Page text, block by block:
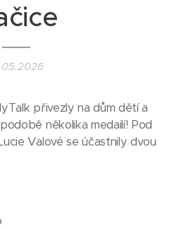
přivezly na dům dětí a
několika medailí! Pod
Valové se účastnily dvou